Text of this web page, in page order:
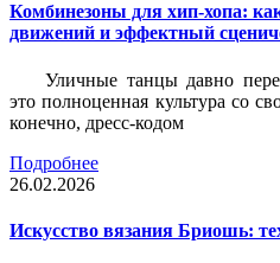
Комбинезоны для хип-хопа:
движений и эффектный
Уличные танцы давно
это полноценная культура со
конечно, дресс-кодом
Подробнее
26.02.2026
Искусство вязания Бриошь: